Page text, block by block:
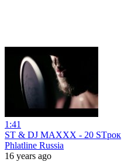
1:41
ST & DJ MAXXX - 20 STрок
Phlatline Russia
16 years ago